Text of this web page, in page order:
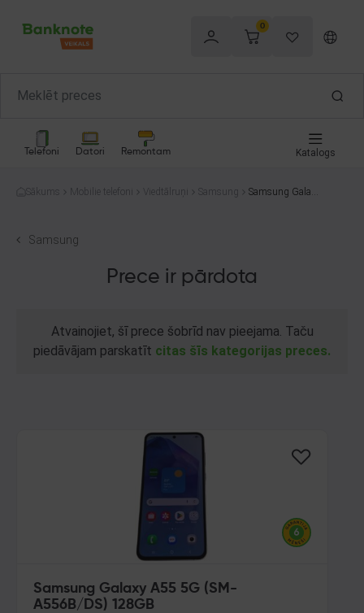
0
Telefoni Datori Remontam Katalogs
Sākums Mobilie telefoni Viedtālruņi Samsung
Samsung Galaxy
Samsung
Prece ir pārdota
Atvainojiet, šī prece šobrīd nav pieejama. Taču
piedāvājam parskatīt citas šīs kategorijas preces.
Samsung Galaxy A55 5G (SM-
A556B/DS) 128GB